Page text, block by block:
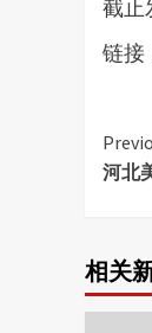
截止
链接
河北
相关